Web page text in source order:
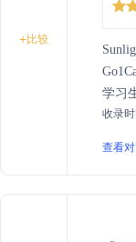
+比较
学习
开发
收录时
查看